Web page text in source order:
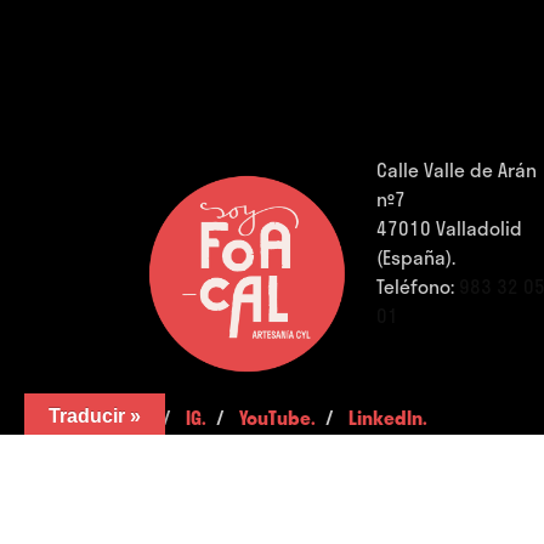
Calle Valle de Arán
nº7
47010 Valladolid
(España).
Teléfono:
FB. /IG. /YouTube. /LinkedIn.
Traducir »